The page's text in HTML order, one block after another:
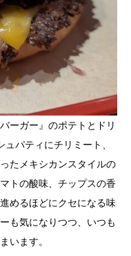
ーガー』のポテトとドリ
パティにチリミート、
たメキシカンスタイルの
トの酸味、チップスの香
めるほどにクセになる味
も気になりつつ、いつも
います。